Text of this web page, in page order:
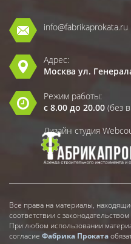
info@fabrikaprokata.ru
Адрес:
Москва ул.
Режим работы:
с 8.00 до 20.00 (без
Дизайн студия
Все права на материалы,
соответствии с
При любом использовании
согласие Фабрика Проката